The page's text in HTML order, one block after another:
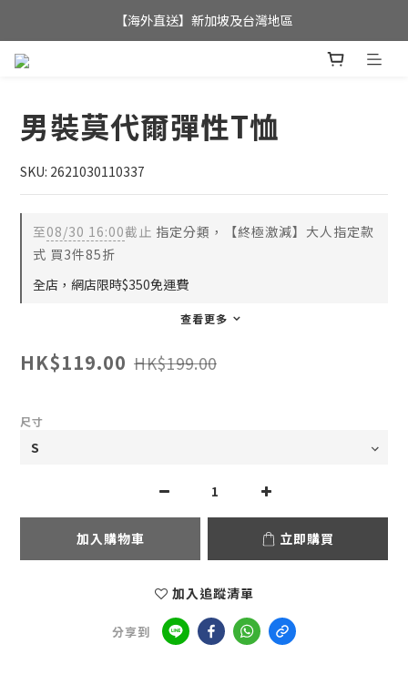
全店滿$350，即可享港澳地區免運費;
【海外直送】新加坡及台灣地區
男裝莫代爾彈性T恤
SKU: 2621030110337
至08/30 16:00截止 指定分類，【終極激減】大人指定款
式 買3件85折
全店，網店限時$350免運費
查看更多
HK$119.00 HK$199.00
尺寸
加入購物車 立即購買
加入追蹤清單
分享到